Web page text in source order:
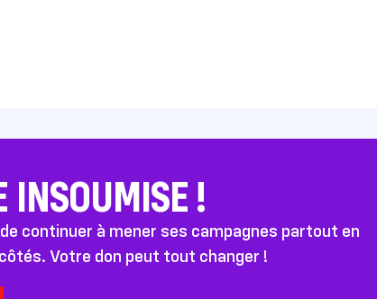
INSOUMISE !
continuer à mener ses campagnes partout en
Votre don peut tout changer !